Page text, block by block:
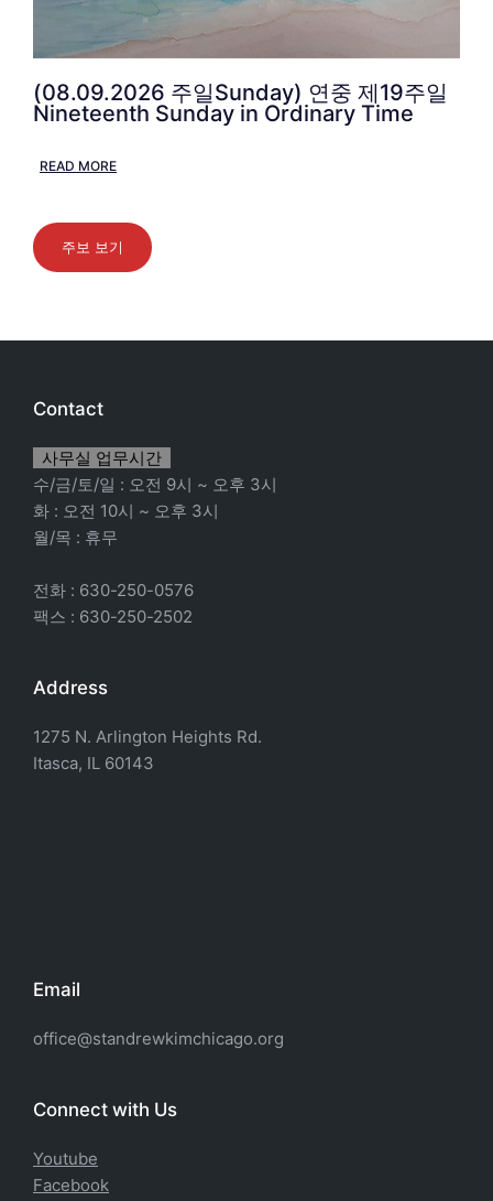
(08.09.2026 주일Sunday) 연중 제19주일
Nineteenth Sunday in Ordinary Time
READ MORE
주보 보기
Contact
사무실 업무시간
수/금/토/일 : 오전 9시 ~ 오후 3시
화 : 오전 10시 ~ 오후 3시
월/목 : 휴무
전화 : 630-250-0576
팩스 : 630-250-2502
Address
1275 N. Arlington Heights Rd.
Itasca, IL 60143
Email
office@standrewkimchicago.org
Connect with Us
Youtube
Facebook